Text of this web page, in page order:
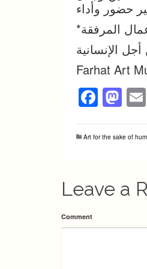
الإنسانية
Farhat Art
Art for the sake of
Leave a
Comment